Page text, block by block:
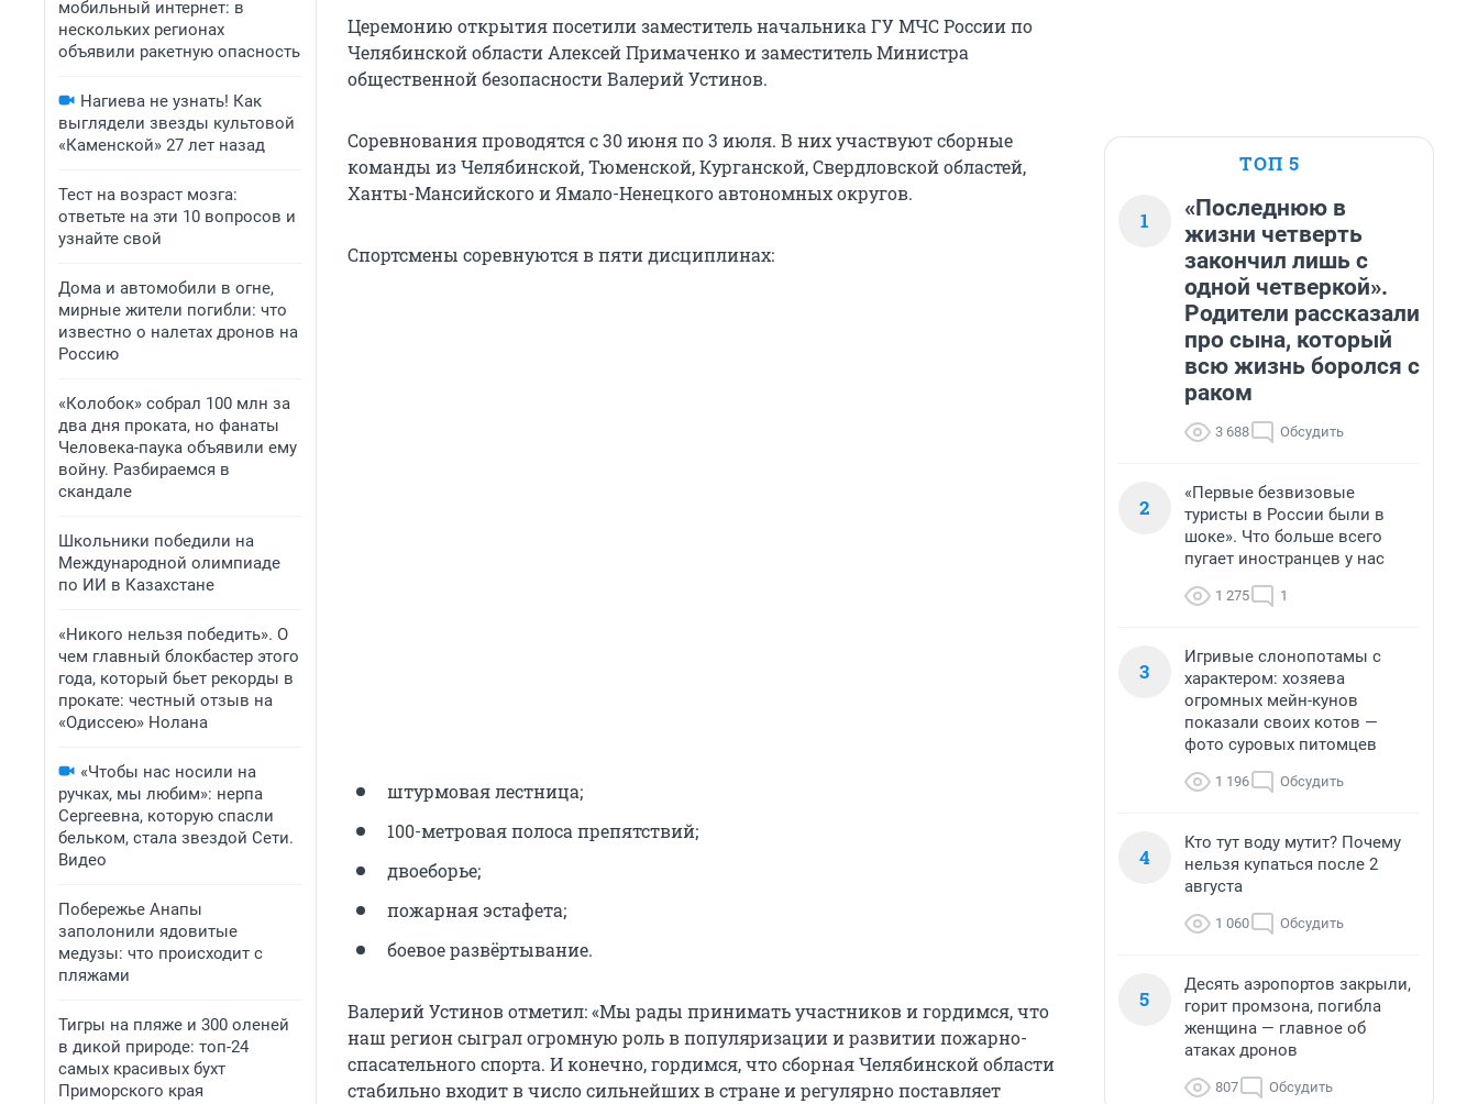
мобильный интернет: в
нескольких регионах
объявили ракетную опасность
Нагиева не узнать! Как
выглядели звезды культовой
«Каменской» 27 лет назад
Тест на возраст мозга:
ответьте на эти 10 вопросов и
узнайте свой
Дома и автомобили в огне,
мирные жители погибли: что
известно о налетах дронов на
Россию
«Колобок» собрал 100 млн за
два дня проката, но фанаты
Человека-паука объявили ему
войну. Разбираемся в
скандале
Школьники победили на
Международной олимпиаде
по ИИ в Казахстане
«Никого нельзя победить». О
чем главный блокбастер этого
года, который бьет рекорды в
прокате: честный отзыв на
«Одиссею» Нолана
«Чтобы нас носили на
ручках, мы любим»: нерпа
Сергеевна, которую спасли
бельком, стала звездой Сети.
Видео
Побережье Анапы
заполонили ядовитые
медузы: что происходит с
пляжами
Тигры на пляже и 300 оленей
в дикой природе: топ-24
самых красивых бухт
Приморского края
Церемонию открытия посетили заместитель начальника ГУ МЧС России по
Челябинской области Алексей Примаченко и заместитель Министра
общественной безопасности Валерий Устинов.
Соревнования проводятся с 30 июня по 3 июля. В них участвуют сборные
команды из Челябинской, Тюменской, Курганской, Свердловской областей,
Ханты-Мансийского и Ямало-Ненецкого автономных округов.
Спортсмены соревнуются в пяти дисциплинах:
штурмовая лестница;
100-метровая полоса препятствий;
двоеборье;
пожарная эстафета;
боевое развёртывание.
Валерий Устинов отметил: «Мы рады принимать участников и гордимся, что
наш регион сыграл огромную роль в популяризации и развитии пожарно-
спасательного спорта. И конечно, гордимся, что сборная Челябинской области
стабильно входит в число сильнейших в стране и регулярно поставляет
ТОП 5
1
«Последнюю в
жизни четверть
закончил лишь с
одной четверкой».
Родители рассказали
про сына, который
всю жизнь боролся с
раком
3 688 Обсудить
2
«Первые безвизовые
туристы в России были в
шоке». Что больше всего
пугает иностранцев у нас
1 275 1
3
Игривые слонопотамы с
характером: хозяева
огромных мейн-кунов
показали своих котов —
фото суровых питомцев
1 196 Обсудить
4
Кто тут воду мутит? Почему
нельзя купаться после 2
августа
1 060 Обсудить
5
Десять аэропортов закрыли,
горит промзона, погибла
женщина — главное об
атаках дронов
807 Обсудить